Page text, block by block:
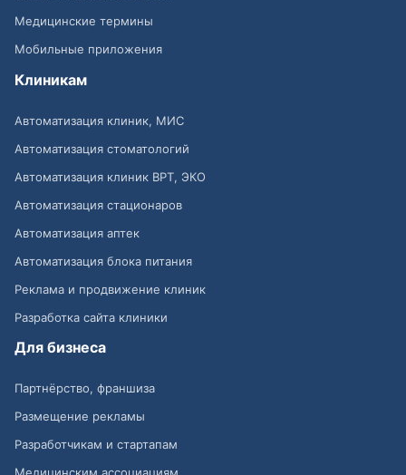
Медицинские термины
Мобильные приложения
Клиникам
Автоматизация клиник, МИС
Автоматизация стоматологий
Автоматизация клиник ВРТ, ЭКО
Автоматизация стационаров
Автоматизация аптек
Автоматизация блока питания
Реклама и продвижение клиник
Разработка сайта клиники
Для бизнеса
Партнёрство, франшиза
Размещение рекламы
Разработчикам и стартапам
Медицинским ассоциациям